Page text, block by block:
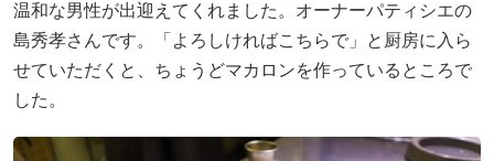
温和な男性が出迎えてくれました。オーナーパティシエの
島秀孝さんです。「よろしければこちらで」と厨房に入ら
せていただくと、ちょうどマカロンを作っているところで
した。